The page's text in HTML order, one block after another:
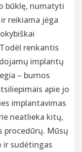
būklę, numatyti
reikiama jėga
renkantis
implantų
– burnos
apie jo
implantavimas
neatlieka kitų,
procedūrų. Mūsų
ir sudėtingas